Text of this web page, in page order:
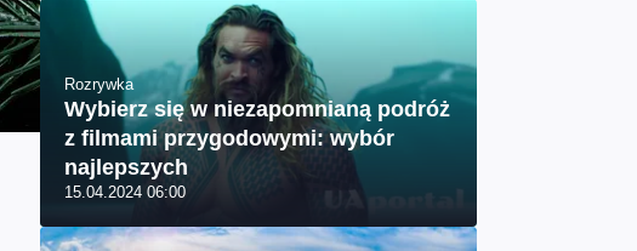
Rozrywka
Wybierz się w niezapomnianą podróż
z filmami przygodowymi: wybór
najlepszych
15.04.2024 06:00